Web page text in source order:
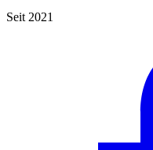
Seit 2021